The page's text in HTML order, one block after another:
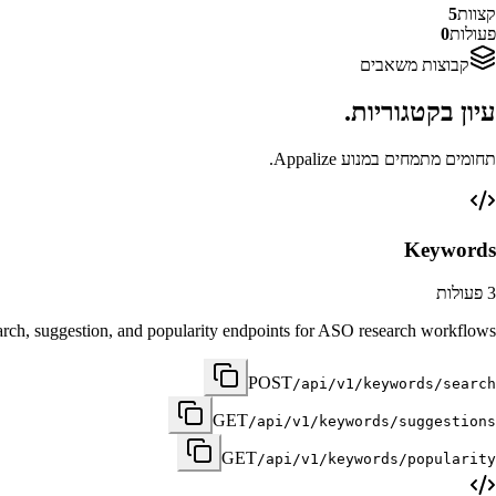
קצוות5
פעולות0
קבוצות משאבים
עיון בקטגוריות.
תחומים מתמחים במנוע Appalize.
Keywords
3 פעולות
suggestion, and popularity endpoints for ASO research workflows.
POST/api/v1/keywords/search
GET/api/v1/keywords/suggestions
GET/api/v1/keywords/popularity